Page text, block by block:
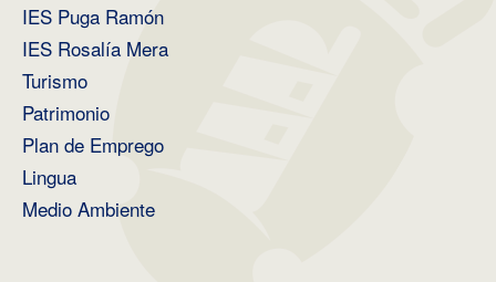
IES Puga Ramón
IES Rosalía Mera
Turismo
Patrimonio
Plan de Emprego
Lingua
Medio Ambiente